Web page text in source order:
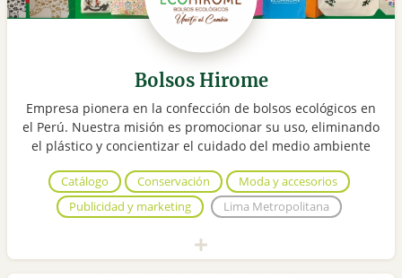
Bolsos Hirome
Empresa pionera en la confección de bolsos ecológicos en
el Perú. Nuestra misión es promocionar su uso, eliminando
el plástico y concientizar el cuidado del medio ambiente
Catálogo Conservación
Moda y accesorios
Publicidad y marketing
Lima Metropolitana